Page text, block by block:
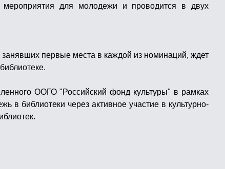
мероприятия для молодежи и проводится в двух
занявших первые места в каждой из номинаций, ждет
ООГО "Российский фонд культуры" в рамках
в библиотеки через активное участие в культурно-